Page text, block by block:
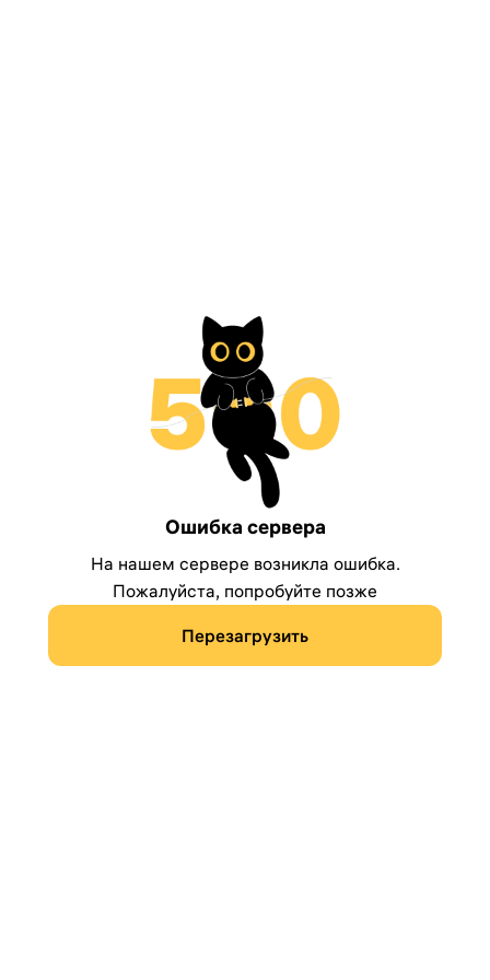
Ошибка сервера
На нашем сервере возникла ошибка.
Пожалуйста, попробуйте позже
Перезагрузить